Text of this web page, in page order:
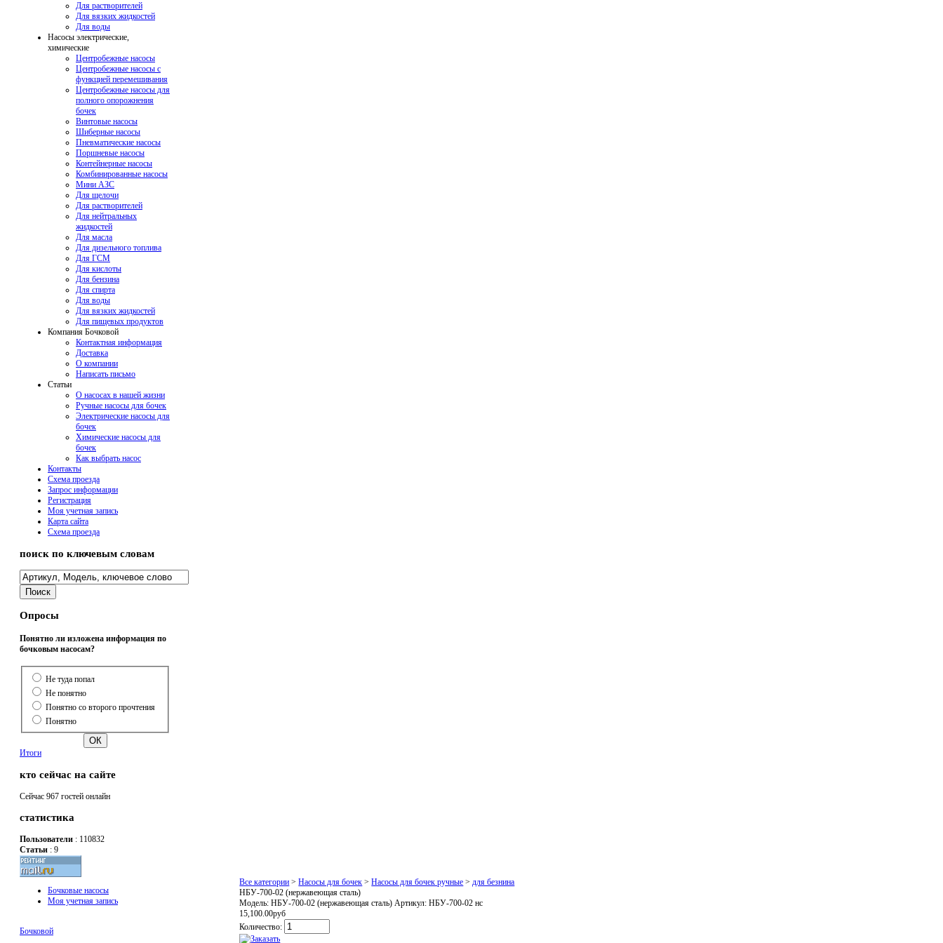
Для растворителей
Для вязких жидкостей
Для воды
Насосы электрические,
химические
Центробежные насосы
Центробежные насосы с
функцией перемешивания
Центробежные насосы для
полного опорожнения
бочек
Винтовые насосы
Шиберные насосы
Пневматические насосы
Поршневые насосы
Контейнерные насосы
Комбинированные насосы
Мини АЗС
Для щелочи
Для растворителей
Для нейтральных
жидкостей
Для масла
Для дизельного топлива
Для ГСМ
Для кислоты
Для бензина
Для спирта
Для воды
Для вязких жидкостей
Для пищевых продуктов
Компания Бочковой
Контактная информация
Доставка
О компании
Написать письмо
Cтатьи
О насосах в нашей жизни
Ручные насосы для бочек
Электрические насосы для
бочек
Химические насосы для
бочек
Как выбрать насос
Контакты
Схема проезда
Запрос информации
Регистрация
Моя учетная запись
Карта сайта
Схема проезда
поиск по ключевым словам
Опросы
Понятно ли изложена информация по
бочковым насосам?
Не туда попал
Не понятно
Понятно со второго прочтения
Понятно
Итоги
кто сейчас на сайте
Сейчас 967 гостей онлайн
статистика
Пользователи : 110832
Статьи : 9
Все категории >Насосы для бочек >Насосы для бочек ручные > для безнина
НБУ-700-02 (нержавеющая сталь)
Модель: НБУ-700-02 (нержавеющая сталь) Артикул: НБУ-700-02 нс
15,100.00руб
Количество:
Бочковые насосы
Моя учетная запись
Бочковой